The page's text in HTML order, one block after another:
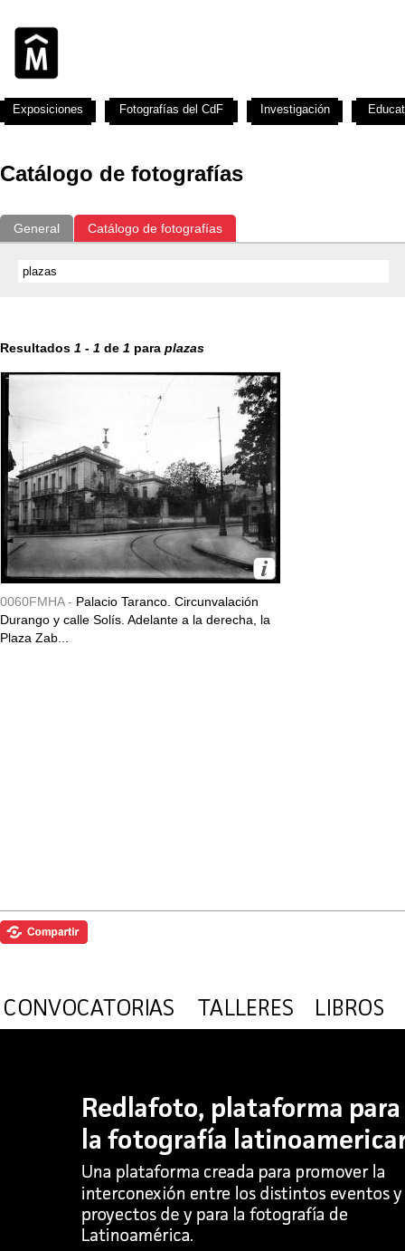
Catálogo de fotografías
General Catálogo de fotografías
Resultados 1 - 1 de 1 para plazas
0060FMHA - Palacio Taranco. Circunvalación
Durango y calle Solís. Adelante a la derecha, la
Plaza Zab...
Exposiciones Fotografías del CdF Investigación